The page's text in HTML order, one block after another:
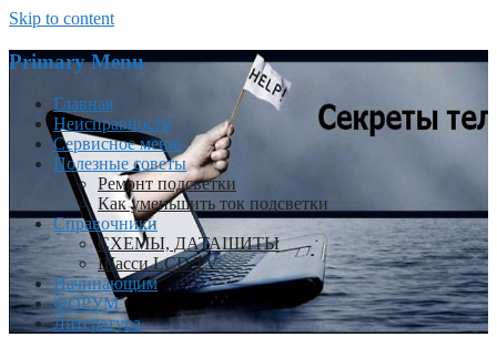
Skip to content
Primary Menu
Главная
Неисправности
Сервисное меню
Полезные советы
Ремонт подсветки
Как уменьшить ток подсветки
Справочники
СХЕМЫ, ДАТАШИТЫ
Шасси LCD TV
Начинающим
ФОРУМ
Литература